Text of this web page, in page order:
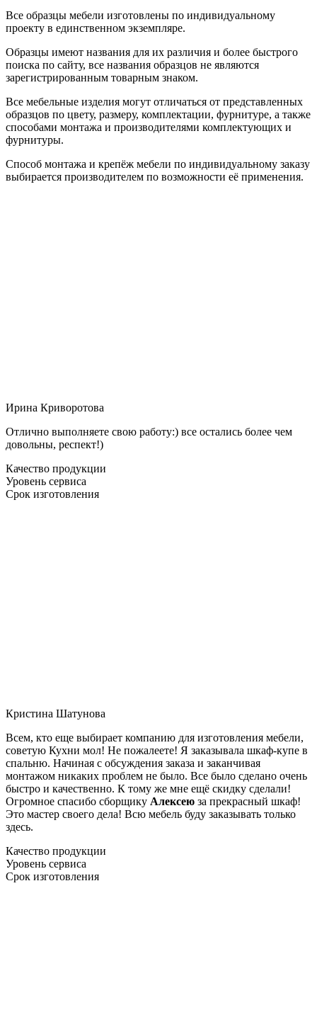
Все образцы мебели изготовлены по индивидуальному
проекту в единственном экземпляре.
Образцы имеют названия для их различия и более быстрого
поиска по сайту, все названия образцов не являются
зарегистрированным товарным знаком.
Все мебельные изделия могут отличаться от представленных
образцов по цвету, размеру, комплектации, фурнитуре, а также
способами монтажа и производителями комплектующих и
фурнитуры.
Способ монтажа и крепёж мебели по индивидуальному заказу
выбирается производителем по возможности её применения.
Ирина Криворотова
Отлично выполняете свою работу:) все остались более чем
довольны, респект!)
Качество продукции
Уровень сервиса
Срок изготовления
Кристина Шатунова
Всем, кто еще выбирает компанию для изготовления мебели,
советую Кухни мол! Не пожалеете! Я заказывала шкаф-купе в
спальню. Начиная с обсуждения заказа и заканчивая
монтажом никаких проблем не было. Все было сделано очень
быстро и качественно. К тому же мне ещё скидку сделали!
Огромное спасибо сборщику Алексею за прекрасный шкаф!
Это мастер своего дела! Всю мебель буду заказывать только
здесь.
Качество продукции
Уровень сервиса
Срок изготовления